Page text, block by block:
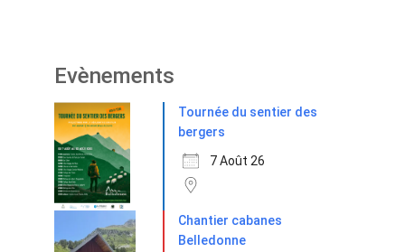
Evènements
Tournée du sentier des
bergers
7 Août 26
Chantier cabanes
Belledonne